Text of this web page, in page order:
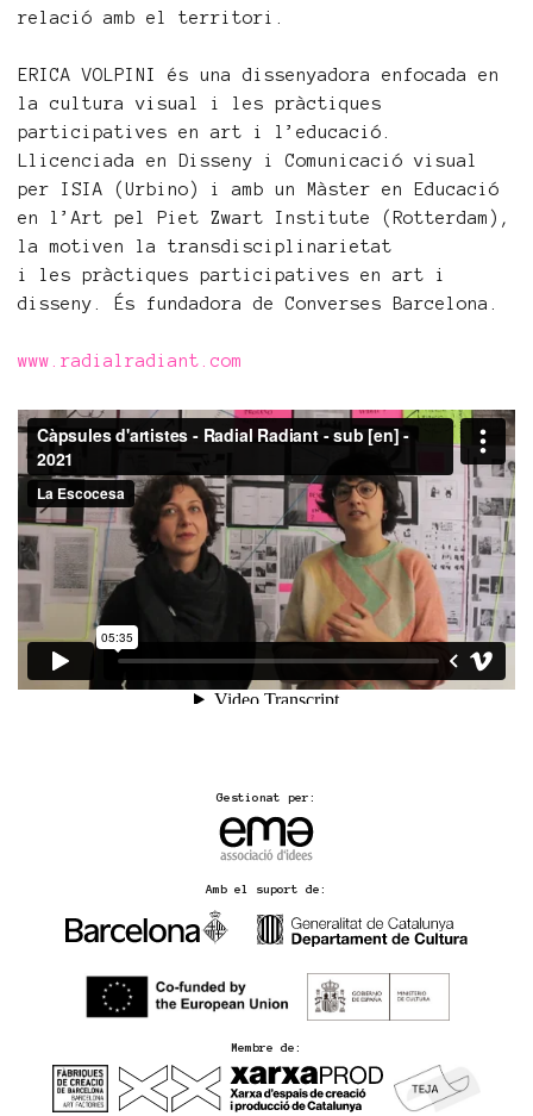
relació amb el territori.
ERICA VOLPINI és una dissenyadora enfocada en
la cultura visual i les pràctiques
participatives en art i l’educació.
Llicenciada en Disseny i Comunicació visual
per ISIA (Urbino) i amb un Màster en Educació
en l’Art pel Piet Zwart Institute (Rotterdam),
la motiven la transdisciplinarietat
i les pràctiques participatives en art i
disseny. És fundadora de Converses Barcelona.
www.radialradiant.com
Gestionat per:
Amb el suport de:
Membre de: